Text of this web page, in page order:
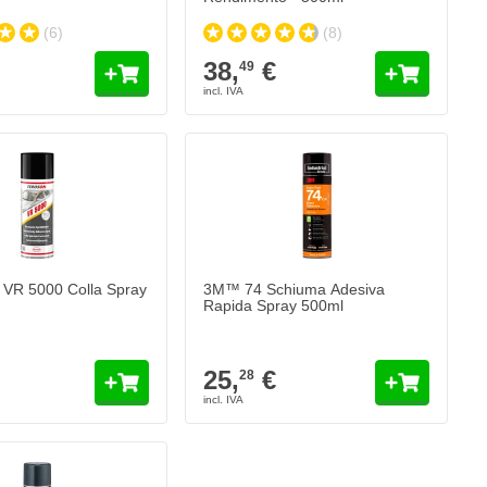
(6) (8)
38,49 €
5000 Colla Spray
3M™ 74 Schiuma Adesiva
Rapida Spray 500ml
25,28 €